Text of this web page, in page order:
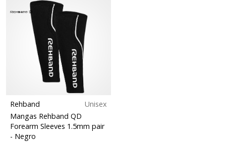
Rehband
Unisex
Mangas Rehband QD
Forearm Sleeves 1.5mm pair
- Negro